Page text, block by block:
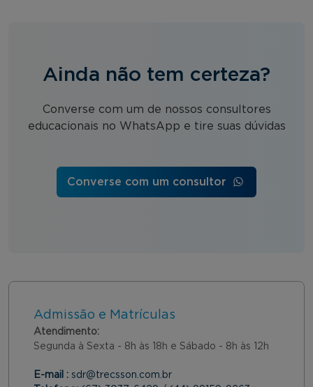
Ainda não tem certeza?
Converse com um de nossos consultores
educacionais no WhatsApp e tire suas dúvidas
Converse com um consultor
Admissão e Matrículas
Atendimento:
Segunda à Sexta - 8h às 18h e Sábado - 8h às 12h
E-mail : sdr@trecsson.com.br